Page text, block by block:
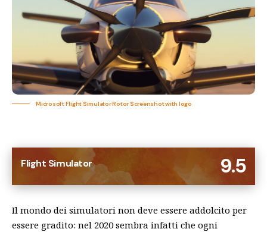
Microsoft Flight Simulator Rotor Screenshot with logo
9.5
Flight Simulator
Il mondo dei simulatori non deve essere addolcito per
essere gradito: nel 2020 sembra infatti che ogni